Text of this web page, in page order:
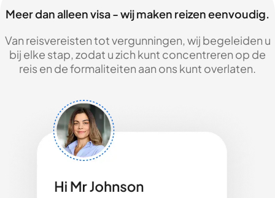
Meer dan alleen visa - wij maken reizen eenvoudig.
Van reisvereisten tot vergunningen, wij begeleiden u
bij elke stap, zodat u zich kunt concentreren op de
reis en de formaliteiten aan ons kunt overlaten.